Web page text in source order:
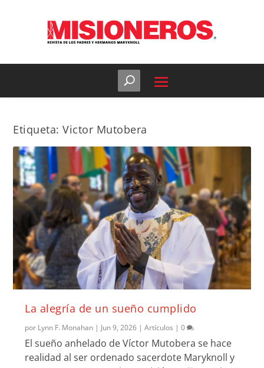
Etiqueta:Victor Mutobera
La alegría de un sueño cumplido
por Lynn F. Monahan | Jun 9, 2026 |Artículos |0
El sueño anhelado de Víctor Mutobera se hace
realidad al ser ordenado sacerdote Maryknoll y